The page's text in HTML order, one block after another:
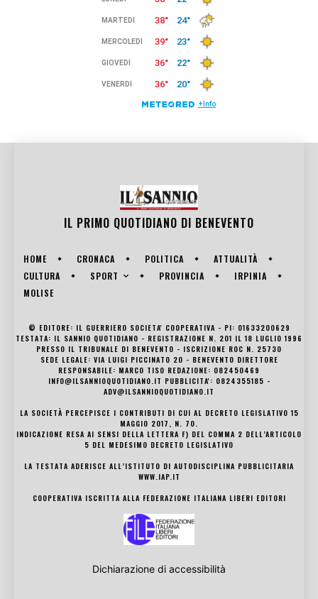
IL PRIMO QUOTIDIANO DI BENEVENTO
HOME CRONACA POLITICA
ATTUALITÀ
CULTURA
SPORT PROVINCIA
IRPINIA
MOLISE
© EDITORE: IL GUERRIERO SOCIETA' COOPERATIVA - PI: 01633200629
TESTATA: IL SANNIO QUOTIDIANO - REGISTRAZIONE N. 201 IL 18 LUGLIO 1996
PRESSO IL TRIBUNALE DI BENEVENTO - ISCRIZIONE ROC N. 25730
SEDE LEGALE: VIA LUIGI PICCINATO 20 - BENEVENTO DIRETTORE
RESPONSABILE: MARCO TISO REDAZIONE: 082450469
INFO@ILSANNIOQUOTIDIANO.IT PUBBLICITA': 0824355185 -
ADV@ILSANNIOQUOTIDIANO.IT
LA SOCIETÀ PERCEPISCE I CONTRIBUTI DI CUI AL DECRETO LEGISLATIVO 15
MAGGIO 2017, N. 70.
INDICAZIONE RESA AI SENSI DELLA LETTERA F) DEL COMMA 2 DELL’ARTICOLO
5 DEL MEDESIMO DECRETO LEGISLATIVO
LA TESTATA ADERISCE ALL’ISTITUTO DI AUTODISCIPLINA PUBBLICITARIA
WWW.IAP.IT
COOPERATIVA ISCRITTA ALLA FEDERAZIONE ITALIANA LIBERI EDITORI
Dichiarazione di accessibilità